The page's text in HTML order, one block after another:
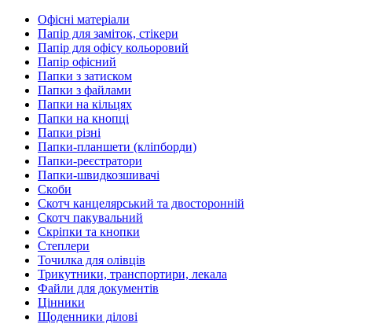
Офісні матеріали
Папір для заміток, стікери
Папір для офісу кольоровий
Папір офісний
Папки з затиском
Папки з файлами
Папки на кільцях
Папки на кнопці
Папки різні
Папки-планшети (кліпборди)
Папки-реєстратори
Папки-швидкозшивачі
Скоби
Скотч канцелярський та двосторонній
Скотч пакувальний
Скріпки та кнопки
Степлери
Точилка для олівців
Трикутники, транспортири, лекала
Файли для документів
Цінники
Щоденники ділові